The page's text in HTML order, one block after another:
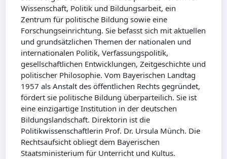
Wissenschaft, Politik und Bildungsarbeit, ein
Zentrum für politische Bildung sowie eine
Forschungseinrichtung. Sie befasst sich mit aktuellen
und grundsätzlichen Themen der nationalen und
internationalen Politik, Verfassungspolitik,
gesellschaftlichen Entwicklungen, Zeitgeschichte und
politischer Philosophie. Vom Bayerischen Landtag
1957 als Anstalt des öffentlichen Rechts gegründet,
fördert sie politische Bildung überparteilich. Sie ist
eine einzigartige Institution in der deutschen
Bildungslandschaft. Direktorin ist die
Politikwissenschaftlerin Prof. Dr. Ursula Münch. Die
Rechtsaufsicht obliegt dem Bayerischen
Staatsministerium für Unterricht und Kultus.